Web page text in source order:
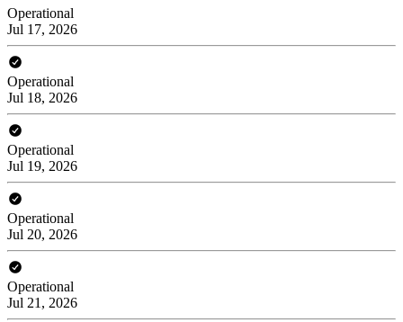
Operational
Jul 17, 2026
Operational
Jul 18, 2026
Operational
Jul 19, 2026
Operational
Jul 20, 2026
Operational
Jul 21, 2026